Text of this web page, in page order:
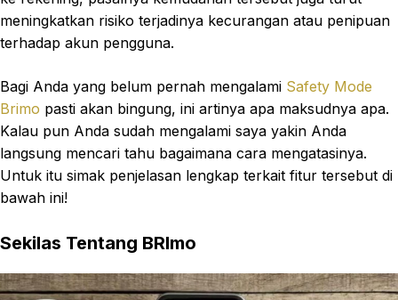
meningkatkan risiko terjadinya kecurangan atau penipuan
terhadap akun pengguna.
Bagi Anda yang belum pernah mengalami Safety Mode
Brimo pasti akan bingung, ini artinya apa maksudnya apa.
Kalau pun Anda sudah mengalami saya yakin Anda
langsung mencari tahu bagaimana cara mengatasinya.
Untuk itu simak penjelasan lengkap terkait fitur tersebut di
bawah ini!
Sekilas Tentang BRImo